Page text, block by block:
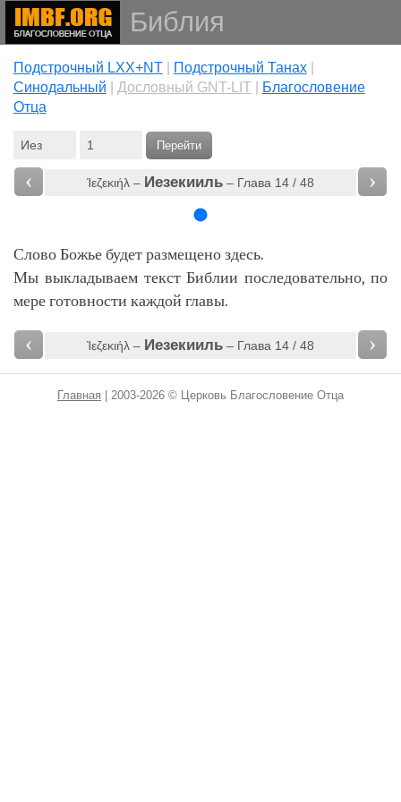
Библия
Подстрочный LXX+NT| Подстрочный Танах|
Cинодальный
Дословный GNT-LIT|
Благословение
Отца
Перейти
‹ Ἰεζεκιήλ – Иезекииль– Глава 14 / 48 ›
Слово Божье будет размещено здесь.
Мы выкладываем текст Библии последовательно, по
мере готовности каждой главы.
‹ Ἰεζεκιήλ – Иезекииль– Глава 14 / 48 ›
Главная | 2003-2026 © Церковь Благословение Отца